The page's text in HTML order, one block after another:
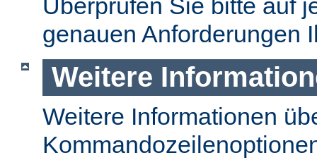
Überprüfen Sie bitte auf
genauen Anforderungen
Weitere
Weitere Informationen